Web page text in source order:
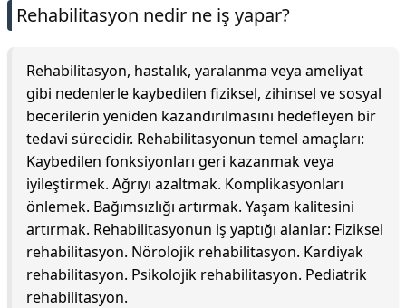
Rehabilitasyon nedir ne iş yapar?
Rehabilitasyon, hastalık, yaralanma veya ameliyat
gibi nedenlerle kaybedilen fiziksel, zihinsel ve sosyal
becerilerin yeniden kazandırılmasını hedefleyen bir
tedavi sürecidir. Rehabilitasyonun temel amaçları:
Kaybedilen fonksiyonları geri kazanmak veya
iyileştirmek. Ağrıyı azaltmak. Komplikasyonları
önlemek. Bağımsızlığı artırmak. Yaşam kalitesini
artırmak. Rehabilitasyonun iş yaptığı alanlar: Fiziksel
rehabilitasyon. Nörolojik rehabilitasyon. Kardiyak
rehabilitasyon. Psikolojik rehabilitasyon. Pediatrik
rehabilitasyon.